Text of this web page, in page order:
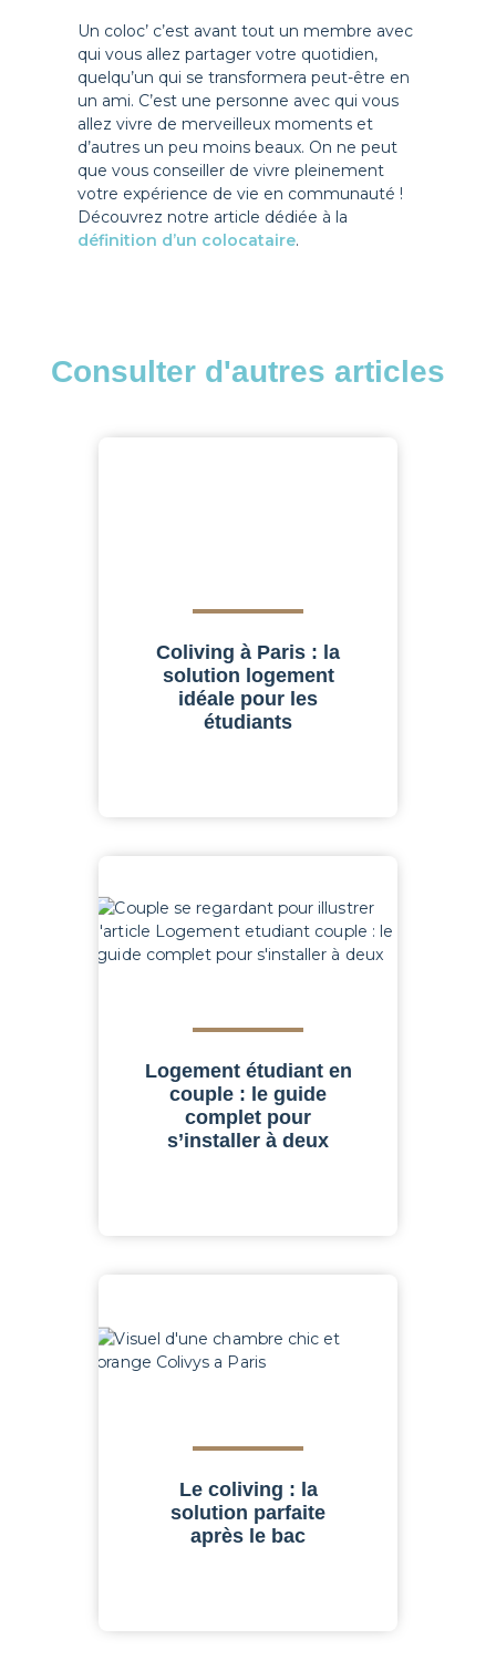
Un coloc’ c’est avant tout un membre avec
qui vous allez partager votre quotidien,
quelqu’un qui se transformera peut-être en
un ami. C’est une personne avec qui vous
allez vivre de merveilleux moments et
d’autres un peu moins beaux. On ne peut
que vous conseiller de vivre pleinement
votre expérience de vie en communauté !
Découvrez notre article dédiée à la
définition d’un colocataire.
Consulter d'autres articles
Coliving à Paris : la
solution logement
idéale pour les
étudiants
Logement étudiant en
couple : le guide
complet pour
s’installer à deux
Le coliving : la
solution parfaite
après le bac